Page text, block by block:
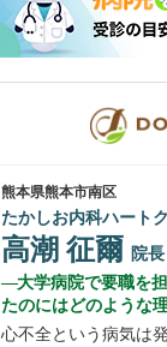
熊本県熊本市南区
たかしお内科ハート
高潮 征爾 院長
大学病院で要職を
たのにはどのような
心不全という病気は